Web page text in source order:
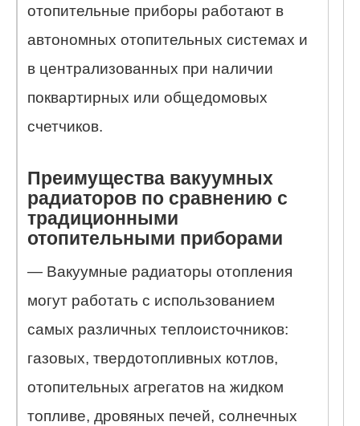
отопительные приборы работают в
автономных отопительных системах и
в централизованных при наличии
поквартирных или общедомовых
счетчиков.
Преимущества вакуумных
радиаторов по сравнению с
традиционными
отопительными приборами
— Вакуумные радиаторы отопления
могут работать с использованием
самых различных теплоисточников:
газовых, твердотопливных котлов,
отопительных агрегатов на жидком
топливе, дровяных печей, солнечных